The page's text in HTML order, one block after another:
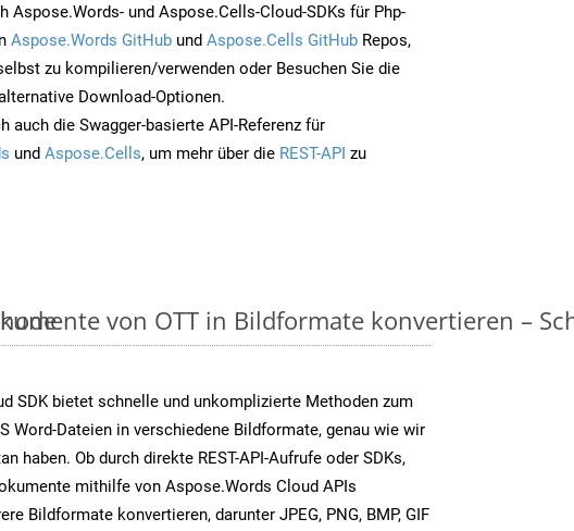
Aspose.Words- und Aspose.Cells-Cloud-SDKs für Php-
Aspose.Words GitHub und Aspose.Cells GitHub Repos,
zu kompilieren/verwenden oder Besuchen Sie die
Download-Optionen.
auch die Swagger-basierte API-Referenz für
und Aspose.Cells, um mehr über die REST-API zu
von OTT in Bildformate konvertieren –
SDK bietet schnelle und unkomplizierte Methoden zum
Word-Dateien in verschiedene Bildformate, genau wie wir
haben. Ob durch direkte REST-API-Aufrufe oder SDKs,
mithilfe von Aspose.Words Cloud APIs
Bildformate konvertieren, darunter JPEG, PNG, BMP, GIF